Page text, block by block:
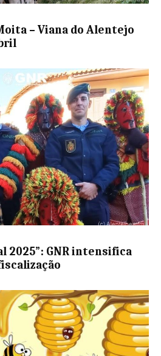
– Viana do Alentejo
2025”: GNR intensifica